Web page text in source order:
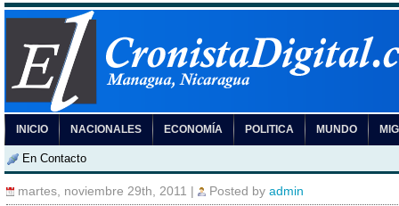
INICIO NACIONALES ECONOMÍA POLITICA MUNDO
En Contacto
martes, noviembre 29th, 2011 Posted by admin